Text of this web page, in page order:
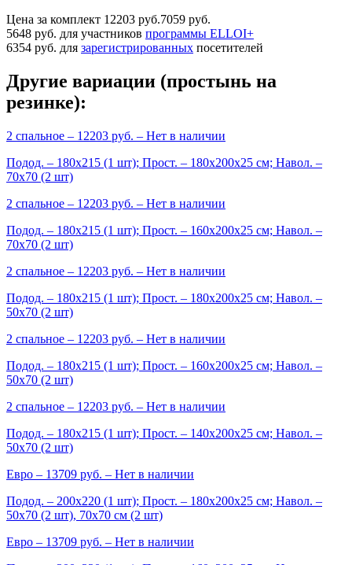
Цена за комплект 12203 руб.7059 руб.
5648 руб. для участников программы ELLOI+
6354 руб. для зарегистрированных посетителей
Другие вариации (простынь на
резинке):
2 спальное – 12203 руб. – Нет в наличии
Подод. – 180х215 (1 шт); Прост. – 180х200х25 см; Навол. –
70х70 (2 шт)
2 спальное – 12203 руб. – Нет в наличии
Подод. – 180х215 (1 шт); Прост. – 160х200х25 см; Навол. –
70х70 (2 шт)
2 спальное – 12203 руб. – Нет в наличии
Подод. – 180х215 (1 шт); Прост. – 180х200х25 см; Навол. –
50х70 (2 шт)
2 спальное – 12203 руб. – Нет в наличии
Подод. – 180х215 (1 шт); Прост. – 160х200х25 см; Навол. –
50х70 (2 шт)
2 спальное – 12203 руб. – Нет в наличии
Подод. – 180х215 (1 шт); Прост. – 140х200х25 см; Навол. –
50х70 (2 шт)
Евро – 13709 руб. – Нет в наличии
Подод. – 200х220 (1 шт); Прост. – 180х200х25 см; Навол. –
50х70 (2 шт), 70х70 см (2 шт)
Евро – 13709 руб. – Нет в наличии